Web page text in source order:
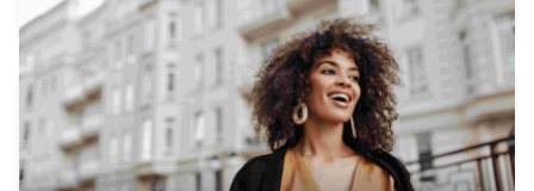
PORDENONE
PORDENONE - ITALY